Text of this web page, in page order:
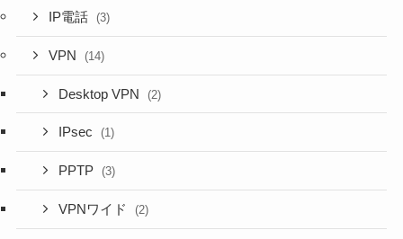
IP電話 (3)
VPN (14)
Desktop VPN (2)
IPsec (1)
PPTP (3)
VPNワイド (2)